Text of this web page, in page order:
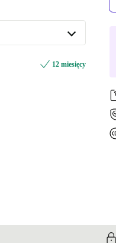
12 miesięcy